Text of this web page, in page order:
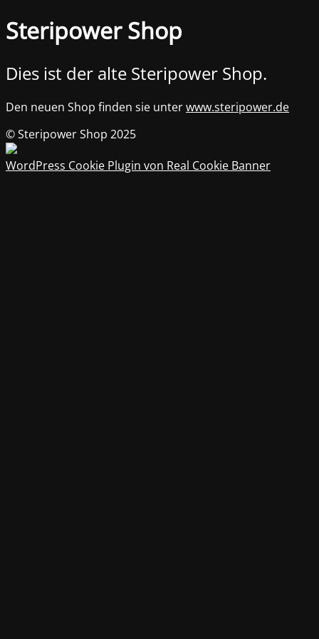
Steripower Shop
Dies ist der alte Steripower Shop.
Den neuen Shop finden sie unterwww.steripower.de
© Steripower Shop 2025
WordPress Cookie Plugin von Real Cookie Banner